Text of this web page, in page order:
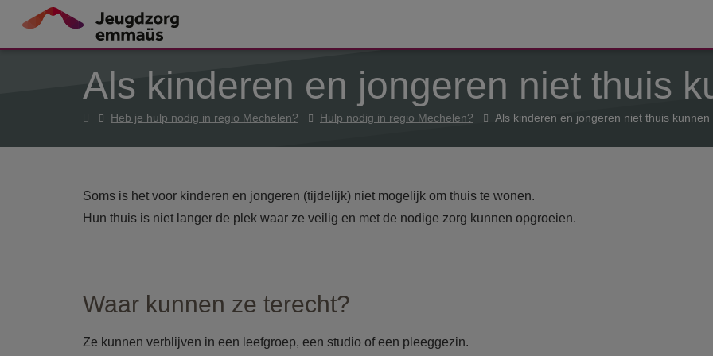
Overslaan en naar de inhoud gaan
Als kinderen en jongeren niet thuis
HomeHeb je hulp nodig in regio Mechelen? Hulp nodig in regio Mechelen? Als kinderen en jongeren niet thuis kunnen
Soms is het voor kinderen en jongeren (tijdelijk) niet mogelijk om thuis te wonen.
Hun thuis is niet langer de plek waar ze veilig en met de nodige zorg kunnen opgroeien.
Waar kunnen ze terecht?
Ze kunnen verblijven in een leefgroep, een studio of een pleeggezin.